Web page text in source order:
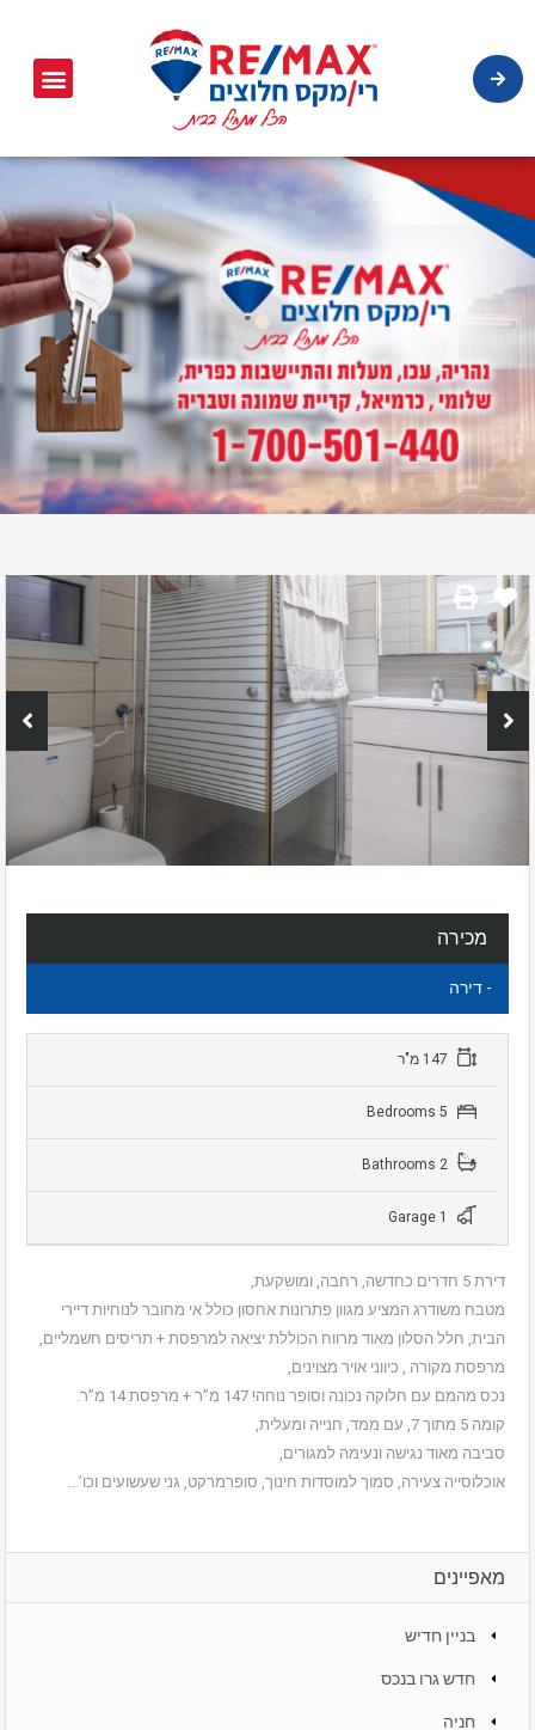
מכירה
- דירה
דירת 5 חדרים כחדשה, רחבה, ומושקעת,
מטבח משודרג המציע מגוון פתרונות אחסון כולל אי מחובר לנוחיות דיירי
הבית, חלל הסלון מאוד מרווח הכוללת יציאה למרפסת + תריסים חשמליים,
מרפסת מקורה , כיווני אויר מצוינים,
נכס מהמם עם חלוקה נכונה וסופר נוחה! 147 מ”ר + מרפסת 14 מ”ר.
קומה 5 מתוך 7, עם ממד, חנייה ומעלית,
סביבה מאוד נגישה ונעימה למגורים,
אוכלוסייה צעירה, סמוך למוסדות חינוך, סופרמרקט, גני שעשועים וכו’…
מאפיינים
בניין חדיש
חדש גרו בנכס
חניה